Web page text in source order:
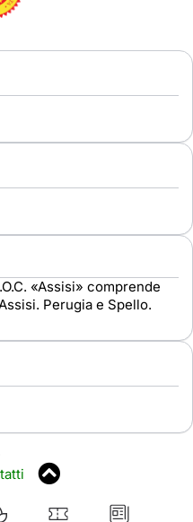
«Assisi» comprende
Perugia e Spello.